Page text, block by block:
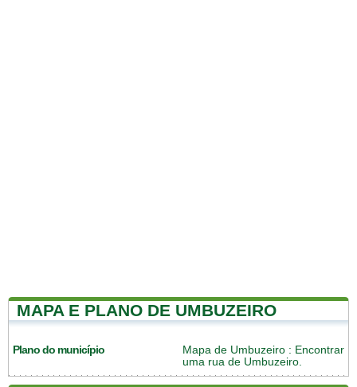
MAPA E PLANO DE UMBUZEIRO
Plano do município Mapa de Umbuzeiro : Encontrar
uma rua de Umbuzeiro.